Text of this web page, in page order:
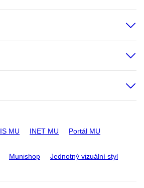
IS MU INET MU Portál MU
Munishop Jednotný vizuální styl